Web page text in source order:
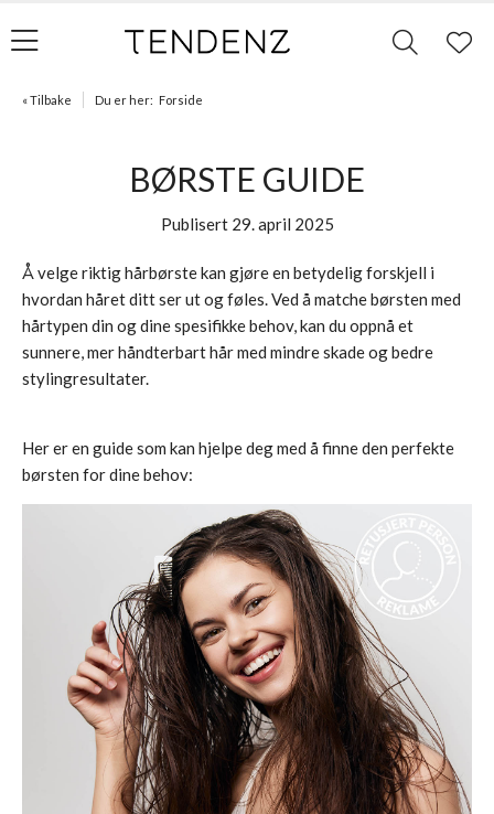
« Tilbake Du er her: Forside
BØRSTE GUIDE
Publisert 29. april 2025
Å velge riktig hårbørste kan gjøre en betydelig forskjell i
hvordan håret ditt ser ut og føles. Ved å matche børsten med
hårtypen din og dine spesifikke behov, kan du oppnå et
sunnere, mer håndterbart hår med mindre skade og bedre
stylingresultater.
Her er en guide som kan hjelpe deg med å finne den perfekte
børsten for dine behov: